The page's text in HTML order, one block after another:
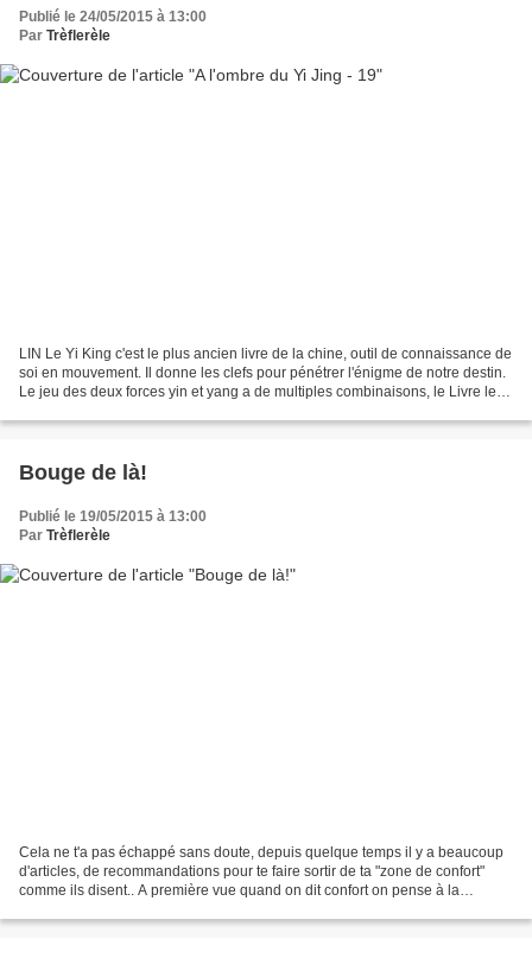
Publié le 24/05/2015 à 13:00
Par Trèflerèle
LIN Le Yi King c'est le plus ancien livre de la chine, outil de connaissance de
soi en mouvement. Il donne les clefs pour pénétrer l'énigme de notre destin.
Le jeu des deux forces yin et yang a de multiples combinaisons, le Livre les
Bouge de là!
Publié le 19/05/2015 à 13:00
Par Trèflerèle
Cela ne t'a pas échappé sans doute, depuis quelque temps il y a beaucoup
d'articles, de recommandations pour te faire sortir de ta "zone de confort"
comme ils disent.. A première vue quand on dit confort on pense à la